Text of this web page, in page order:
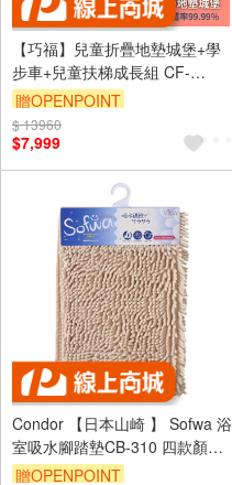
【巧福】兒童折疊地墊城堡+學
步車+兒童扶梯成長組 CF-
1015M
贈OPENPOINT
$ 13960
$7,999
Condor 【日本山崎 】 Sofwa 浴
室吸水腳踏墊CB-310 四款顏色-
三種尺寸 (抗菌/防滑/吸水墊/地
贈OPENPOINT